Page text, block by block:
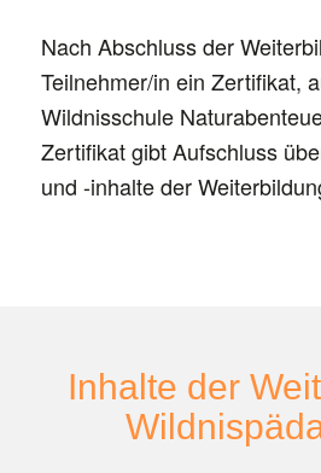
Nach Abschluss der
Teilnehmer/in ein Zertifikat,
Wildnisschule
Zertifikat gibt Aufschluss
und -inhalte der
Inhalte der